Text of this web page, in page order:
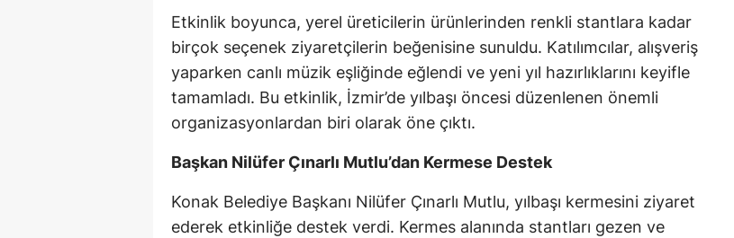
Etkinlik boyunca, yerel üreticilerin ürünlerinden renkli stantlara kadar
birçok seçenek ziyaretçilerin beğenisine sunuldu. Katılımcılar, alışveriş
yaparken canlı müzik eşliğinde eğlendi ve yeni yıl hazırlıklarını keyifle
tamamladı. Bu etkinlik, İzmir’de yılbaşı öncesi düzenlenen önemli
organizasyonlardan biri olarak öne çıktı.
Başkan Nilüfer Çınarlı Mutlu’dan Kermese Destek
Konak Belediye Başkanı Nilüfer Çınarlı Mutlu, yılbaşı kermesini ziyaret
ederek etkinliğe destek verdi. Kermes alanında stantları gezen ve